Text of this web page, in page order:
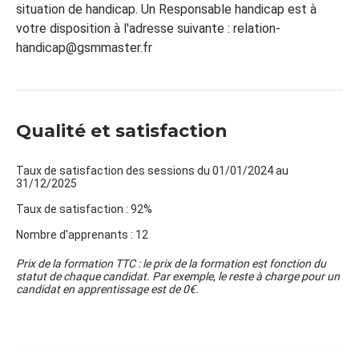
situation de handicap. Un Responsable handicap est à
votre disposition à l'adresse suivante : relation-
handicap@gsmmaster.fr
Qualité et satisfaction
Taux de satisfaction des sessions du 01/01/2024 au
31/12/2025
Taux de satisfaction : 92%
Nombre d'apprenants : 12
Prix de la formation TTC : le prix de la formation est fonction du
statut de chaque candidat. Par exemple, le reste à charge pour un
candidat en apprentissage est de 0€.